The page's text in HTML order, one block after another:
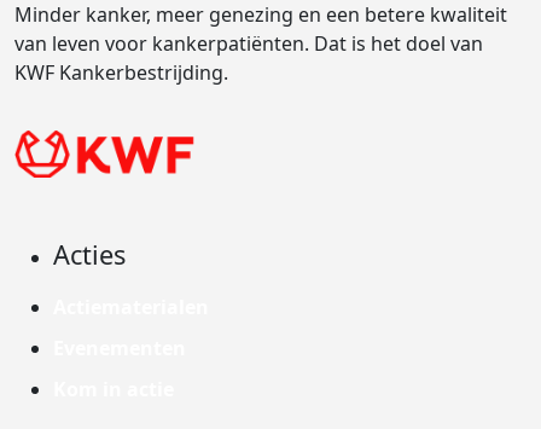
Minder kanker, meer genezing en een betere kwaliteit
van leven voor kankerpatiënten. Dat is het doel van
KWF Kankerbestrijding.
Acties